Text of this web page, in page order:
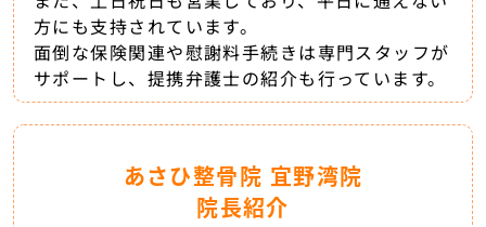
方にも支持されています。
面倒な保険関連や慰謝料手続きは専門スタッフが
サポートし、提携弁護士の紹介も行っています。
あさひ整骨院 宜野湾院
院長紹介